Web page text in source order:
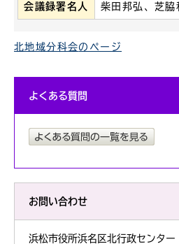
会議録署名人 柴田邦弘、芝脇
北地域分科会のページ
よくある質問
お問い合わせ
浜松市役所浜名区北行政センタ